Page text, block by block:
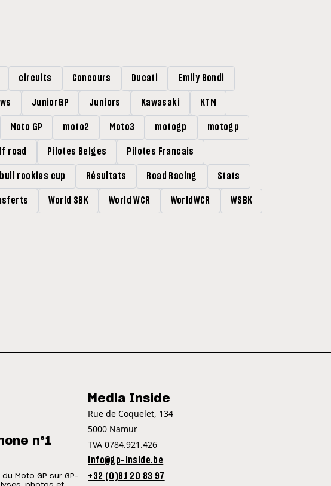
circuits Concours Ducati Emily Bondi
JuniorGP Juniors Kawasaki KTM
Moto GP moto2 Moto3 motogp motogp
road Pilotes Belges Pilotes Francais
rookies cup Résultats Road Racing Stats
World SBK World WCR WorldWCR WSBK
n°1
Moto GP sur GP-
Media Inside
Rue de Coquelet, 134
5000 Namur
TVA 0784.921.426
info@gp-inside.be
+32 (0)81 20 83 97